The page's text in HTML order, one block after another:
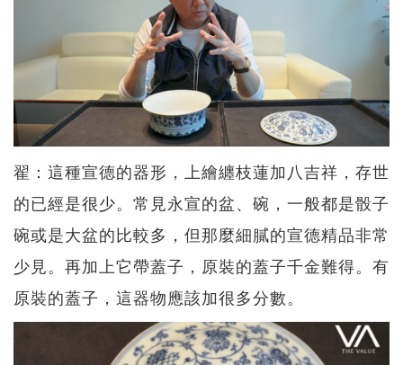
翟：這種宣德的器形，上繪纏枝蓮加八吉祥，存世
的已經是很少。常見永宣的盆、碗，一般都是骰子
碗或是大盆的比較多，但那麼細膩的宣德精品非常
少見。再加上它帶蓋子，原裝的蓋子千金難得。有
原裝的蓋子，這器物應該加很多分數。